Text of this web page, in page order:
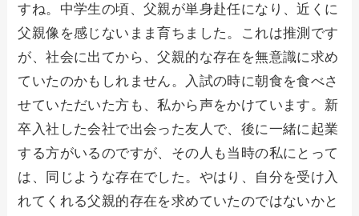
すね。中学生の頃、父親が単身赴任になり、近くに
父親像を感じないまま育ちました。これは推測です
が、社会に出てから、父親的な存在を無意識に求め
ていたのかもしれません。入試の時に朝食を食べさ
せていただいた方も、私から声をかけています。新
卒入社した会社で出会った友人で、後に一緒に起業
する方がいるのですが、その人も当時の私にとって
は、同じような存在でした。やはり、自分を受け入
れてくれる父親的存在を求めていたのではないかと